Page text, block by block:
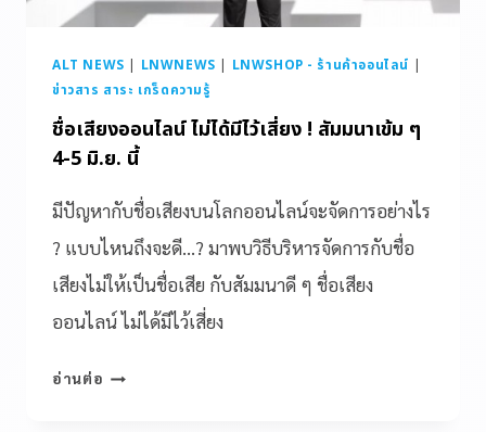
ALT NEWS | LNWNEWS | LNWSHOP - ร้านค้าออนไลน์ |
ข่าวสาร สาระ เกร็ดความรู้
ชื่อเสียงออนไลน์ ไม่ได้มีไว้เสี่ยง ! สัมมนาเข้ม ๆ
4-5 มิ.ย. นี้
มีปัญหากับชื่อเสียงบนโลกออนไลน์จะจัดการอย่างไร
? แบบไหนถึงจะดี…? มาพบวิธีบริหารจัดการกับชื่อ
เสียงไม่ให้เป็นชื่อเสีย กับสัมมนาดี ๆ ชื่อเสียง
ออนไลน์ ไม่ได้มีไว้เสี่ยง
อ่านต่อ